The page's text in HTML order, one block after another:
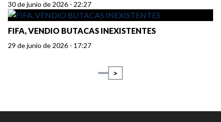
30 de junio de 2026 - 22:27
FIFA, VENDIO BUTACAS INEXISTENTES
29 de junio de 2026 - 17:27
>